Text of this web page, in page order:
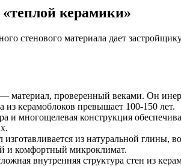
керамики»
стенового материала дает
материал, проверенный веками. Он
керамоблоков превышает 100-150 лет.
и многощелевая конструкция
изготавливается из натуральной глины,
и комфортный микроклимат.
внутренняя структура стен из